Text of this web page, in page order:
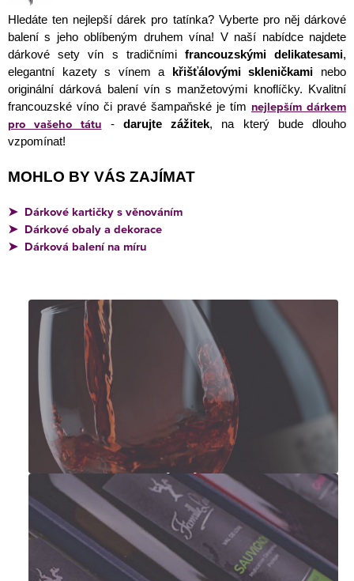
k
y
v
ý
p
i
s
u
v
á
n
í
Hledáte ten nejlepší dárek pro tatínka? Vyberte pro něj dárkové
balení s jeho oblíbeným druhem vína! V naší nabídce najdete
dárkové sety vín s tradičními francouzskými delikatesami,
elegantní kazety s vínem a
křišťálovými skleničkami nebo
originální dárková balení vín s manžetovými knoflíčky.
Kvalitní
francouzské víno či pravé šampaňské je tím nejlepším dárkem
pro vašeho tátu - darujte zážitek, na který bude dlouho
vzpomínat!
MOHLO BY VÁS ZAJÍMAT
➤ Dárkové kartičkys věnováním
➤ Dárkové obaly a dekorace
➤ Dárková balení na míru
Francouzská vína